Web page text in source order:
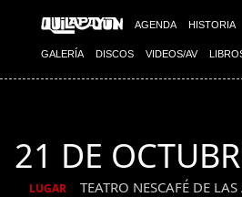
AGENDA HISTORIA
GALERÍA DISCOS VIDEOS/AV
21 DE
LUGAR TEATRO NESCAFÉ DE LAS